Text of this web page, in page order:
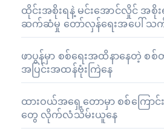
ထိုင်းအစိုးရနဲ့ မင်းအောင်လှိုင် အစို
ဆက်ဆံမှု တော်လှန်ရေးအပေါ် သက်
ဖာပွန်မှာ စစ်ရေးအထိနာနေတဲ့ စစ်
အပြင်းအထန်ဗုံးကြဲနေ
ထားဝယ်အရှေ့တောမှာ စစ်ကြော
တွေ လိုက်လံသိမ်းယူနေ